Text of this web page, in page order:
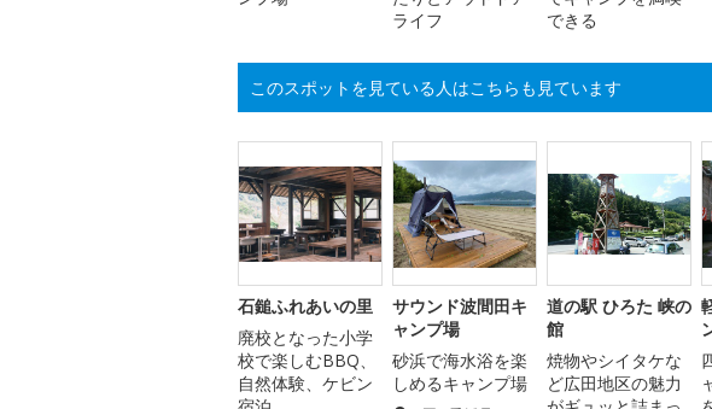
ライフ
できる
このスポットを見ている人はこちらも見ています
石鎚ふれあいの里
廃校となった小学
校で楽しむBBQ、
自然体験、ケビン
サウンド波間田キ
ャンプ場
砂浜で海水浴を楽
しめるキャンプ場
道の駅 ひろた 峡の
館
焼物やシイタケな
ど広田地区の魅力